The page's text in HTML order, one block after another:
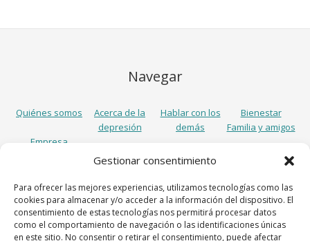
Gestionar consentimiento
Para ofrecer las mejores experiencias, utilizamos tecnologías como las
cookies para almacenar y/o acceder a la información del dispositivo. El
consentimiento de estas tecnologías nos permitirá procesar datos
como el comportamiento de navegación o las identificaciones únicas
en este sitio. No consentir o retirar el consentimiento, puede afectar
Navegar
Quiénes somos
Acerca de la
depresión
Hablar con los
demás
Bienestar
Familia y amigos
Empresa
Síguenos